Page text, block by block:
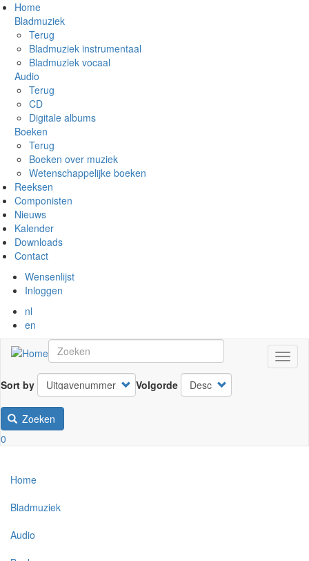
Overslaan
naar
inhoud
gaan
Home
Bladmuziek
Terug
Bladmuziek instrumentaal
Bladmuziek vocaal
Audio
Terug
CD
Digitale albums
Boeken
Terug
Boeken over muziek
Wetenschappelijke boeken
Reeksen
Componisten
Nieuws
Kalender
Downloads
Contact
Wensenlijst
Inloggen
nl
en
Sort by
Volgorde
Zoeken
0
Home
Bladmuziek
Audio